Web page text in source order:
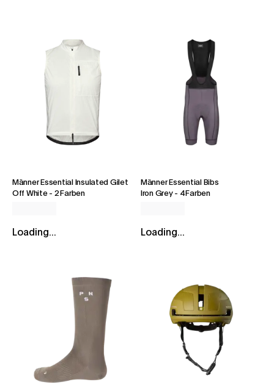
Männer Essential Insulated Gilet
Off White- 2 Farben
Loading...
Männer Essential Bibs
Iron Grey- 4 Farben
Loading...